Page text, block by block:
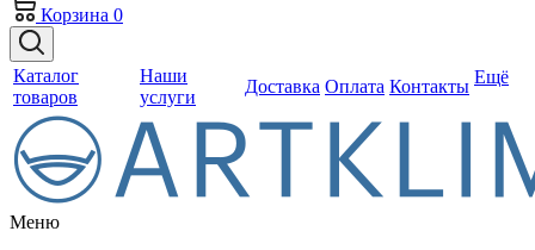
Корзина 0
Каталог
товаров
Наши
услуги
Доставка Оплата Контакты Ещё
Меню